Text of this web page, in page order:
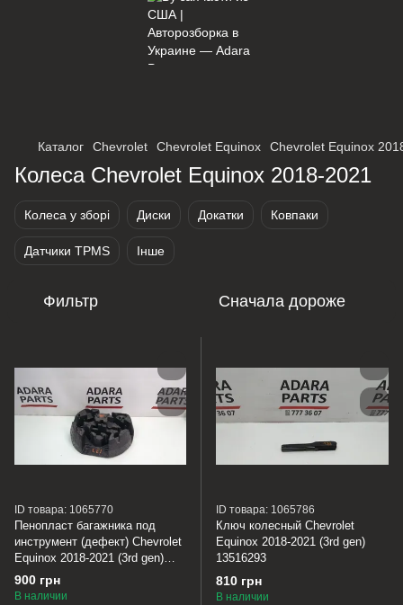
Оберіть мережу для переходу
Каталог Chevrolet Chevrolet Equinox Chevrolet Equinox
Колеса Chevrolet Equinox 2018-2021
Колеса у зборі Диски Докатки Ковпаки
Датчики TPMS Інше
Фильтр Сначала дороже
ID товара: 1065770
Пенопласт багажника под
инструмент (дефект) Chevrolet
Equinox 2018-2021 (3rd gen)
23462781
900 грн
В наличии
ID товара: 1065786
Ключ колесный Chevrolet
Equinox 2018-2021 (3rd gen)
13516293
810 грн
В наличии